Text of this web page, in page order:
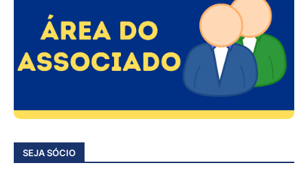
SEJA SÓCIO